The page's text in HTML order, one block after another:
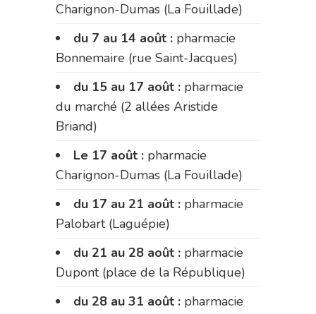
Charignon-Dumas (La Fouillade)
du 7 au 14 août : pharmacie
Bonnemaire (rue Saint-Jacques)
du 15 au 17 août : pharmacie
du marché (2 allées Aristide
Briand)
Le 17 août : pharmacie
Charignon-Dumas (La Fouillade)
du 17 au 21 août : pharmacie
Palobart (Laguépie)
du 21 au 28 août : pharmacie
Dupont (place de la République)
du 28 au 31 août : pharmacie